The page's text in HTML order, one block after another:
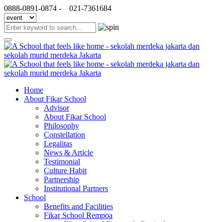
0888-0891-0874 - 021-7361684
Home
About Fikar School
Advisor
About Fikar School
Philosophy
Constellation
Legalitas
News & Article
Testimonial
Culture Habit
Partnership
Institutional Partners
School
Benefits and Facilities
Fikar School Rempoa